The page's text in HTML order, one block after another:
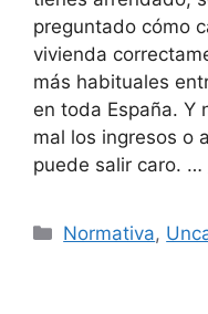
preguntado cómo
vivienda
más habituales
en toda España. Y
mal los ingresos o
puede salir caro. …
Categorías
Normativa,